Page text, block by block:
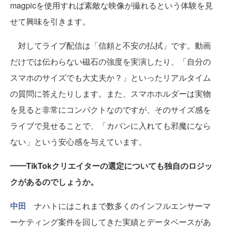
magpicを使用すれば素敵な映像が撮れるという体験を見
せて興味を引きます。
対してライブ配信は「信頼と不安の払拭」です。動画
だけでは伝わらない磁石の強度を実演したり、「自分の
スマホのサイズでも大丈夫か？」といったリアルタイム
の質問に答えたりします。また、スマホホルダーは実物
を見ると非常にコンパクトなのですが、そのサイズ感を
ライブで見せることで、「カバンに入れても邪魔になら
ない」という安心感を与えています。
━━TikTokクリエイターの選定についても独自のロジッ
クがあるのでしょうか。
中田 ナハトにはこれまで数多くのインフルエンサーマ
ーケティング案件を回してきた実績とデータベースがあ